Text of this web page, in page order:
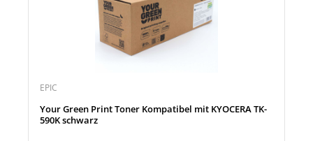
EPIC
Your Green Print Toner Kompatibel mit KYOCERA TK-
590K schwarz